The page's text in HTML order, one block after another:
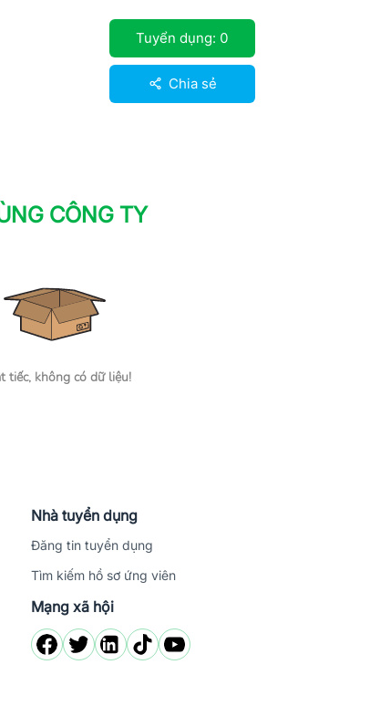
Tuyển dụng: 0
Chia sẻ
CÔNG TY
tiếc, không có dữ liệu!
Nhà tuyển dụng
Đăng tin tuyển dụng
Tìm kiếm hồ sơ ứng viên
Mạng xã hội